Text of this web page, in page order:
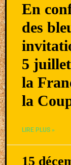
En
des
5
la
la
LIRE PLUS »
15